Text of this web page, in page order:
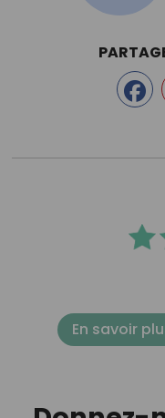
En savoir